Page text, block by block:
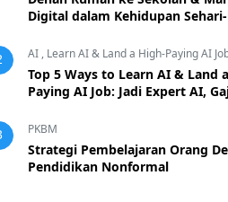
Digital dalam Kehidupan
AI , Learn AI & Land a High-Paying AI
Top 5 Ways to Learn AI & Land
Paying AI Job: Jadi Expert AI,
PKBM
Strategi Pembelajaran Orang
Pendidikan Nonformal